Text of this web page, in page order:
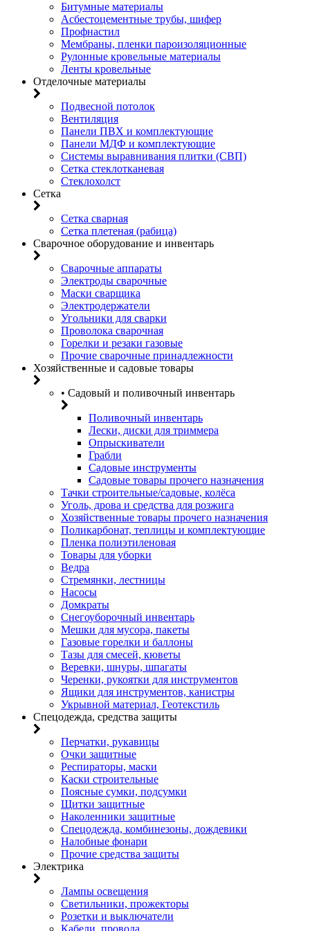
Битумные материалы
Асбестоцементные трубы, шифер
Профнастил
Мембраны, пленки пароизоляционные
Рулонные кровельные материалы
Ленты кровельные
Отделочные материалы
Подвесной потолок
Вентиляция
Панели ПВХ и комплектующие
Панели МДФ и комплектующие
Системы выравнивания плитки (СВП)
Сетка стеклотканевая
Стеклохолст
Сетка
Сетка сварная
Сетка плетеная (рабица)
Сварочное оборудование и инвентарь
Сварочные аппараты
Электроды сварочные
Маски сварщика
Электродержатели
Угольники для сварки
Проволока сварочная
Горелки и резаки газовые
Прочие сварочные принадлежности
Хозяйственные и садовые товары
• Садовый и поливочный инвентарь
Поливочный инвентарь
Лески, диски для триммера
Опрыскиватели
Грабли
Садовые инструменты
Садовые товары прочего назначения
Тачки строительные/садовые, колёса
Уголь, дрова и средства для розжига
Хозяйственные товары прочего назначения
Поликарбонат, теплицы и комплектующие
Пленка полиэтиленовая
Товары для уборки
Ведра
Стремянки, лестницы
Насосы
Домкраты
Снегоуборочный инвентарь
Мешки для мусора, пакеты
Газовые горелки и баллоны
Тазы для смесей, кюветы
Веревки, шнуры, шпагаты
Черенки, рукоятки для инструментов
Ящики для инструментов, канистры
Укрывной материал, Геотекстиль
Спецодежда, средства защиты
Перчатки, рукавицы
Очки защитные
Респираторы, маски
Каски строительные
Поясные сумки, подсумки
Щитки защитные
Наколенники защитные
Спецодежда, комбинезоны, дождевики
Налобные фонари
Прочие средства защиты
Электрика
Лампы освещения
Светильники, прожекторы
Розетки и выключатели
Кабели, провода